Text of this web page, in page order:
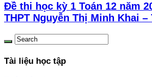
Đề thi học kỳ 1 Toán 12 năm
THPT Nguyễn Thị Minh Khai –
Tài liệu học tập